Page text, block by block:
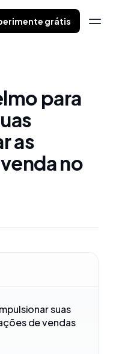
grátis
para
as
no
suas
de vendas